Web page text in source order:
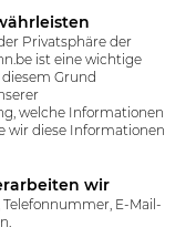
Privatsphäre der
ist eine wichtige
Grund
welche Informationen
wir diese Informationen
wir
E-Mail-